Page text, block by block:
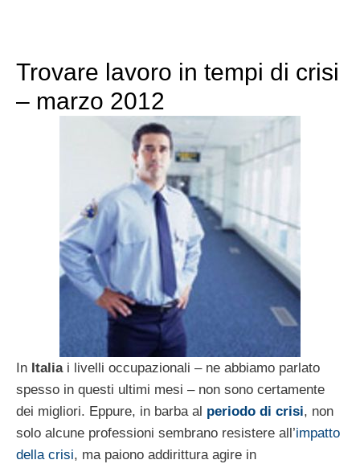
Trovare lavoro in tempi di crisi
– marzo 2012
In Italiai livelli occupazionali – ne abbiamo parlato
spesso in questi ultimi mesi – non sono certamente
dei migliori. Eppure, in barba al periodo di crisi, non
solo alcune professioni sembrano resistere all’impatto
della crisi, ma paiono addirittura agire in